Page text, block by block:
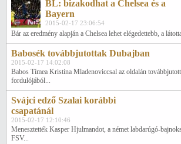
BL: bizakodhat a Chelsea és a
Bayern
2015-02-17 23:06:54
Bár az eredmény alapján a Chelsea lehet elégedettebb, a
Babosék továbbjutottak Dubajban
2015-02-17 14:02:08
Babos Tímea Kristina Mladenoviccsal az oldalán
fordulójából...
Svájci edző Szalai korábbi
csapatánál
2015-02-17 12:10:46
Menesztették Kasper Hjulmandot, a német labdarúgó-
FSV...